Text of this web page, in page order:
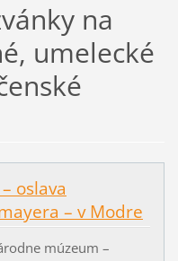
na
umelecké
oslava
– v Modre
múzeum –